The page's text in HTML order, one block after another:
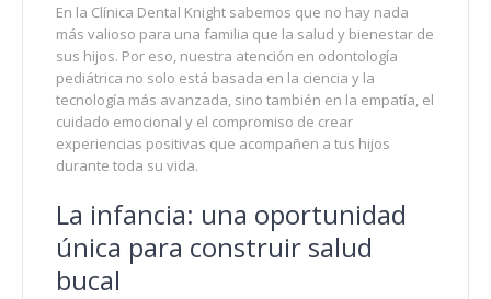
En la Clínica Dental Knight sabemos que no hay nada
más valioso para una familia que la salud y bienestar de
sus hijos. Por eso, nuestra atención en odontología
pediátrica no solo está basada en la ciencia y la
tecnología más avanzada, sino también en la empatía, el
cuidado emocional y el compromiso de crear
experiencias positivas que acompañen a tus hijos
durante toda su vida.
La infancia: una oportunidad
única para construir salud
bucal